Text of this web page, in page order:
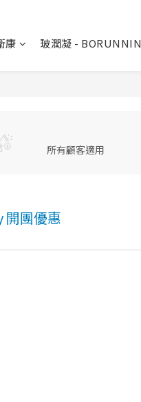
康 玻潤凝 - BORUNNIN
所有顧客適用
開團優惠